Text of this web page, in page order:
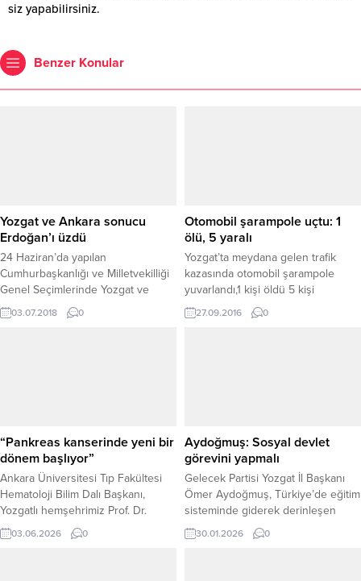
siz yapabilirsiniz.
Benzer Konular
Yozgat ve Ankara sonucu
Erdoğan’ı üzdü
24 Haziran’da yapılan
Cumhurbaşkanlığı ve Milletvekilliği
Genel Seçimlerinde Yozgat ve
Ankara’da oy oranının da düşüş
yanşaması Cumhurbaşkanı ve AK
03.07.2018 0
Otomobil şarampole uçtu: 1
ölü, 5 yaralı
Yozgat’ta meydana gelen trafik
kazasında otomobil şarampole
yuvarlandı,1 kişi öldü 5 kişi
yaralandı. Kaza Yozgat’ın
Akdağmadeni Üçkaraağaç köyü
hakimiyetini kaybetmesi üzerine
şarampole yuvarlandı. Kazada
otomobil...
27.09.2016 0
“Pankreas kanserinde yeni bir
dönem başlıyor”
Ankara Üniversitesi Tıp Fakültesi
Hematoloji Bilim Dalı Başkanı,
Yozgatlı hemşehrimiz Prof. Dr.
Taner Demirer, dünyanın en büyük
kanser kongresi olarak kabul
03.06.2026 0
Aydoğmuş: Sosyal devlet
görevini yapmalı
Gelecek Partisi Yozgat İl Başkanı
Ömer Aydoğmuş, Türkiye’de eğitim
sisteminde giderek derinleşen
eşitsizliklere dikkat çekerek,
öğrencilerin yaşadığı beslenme
30.01.2026 0